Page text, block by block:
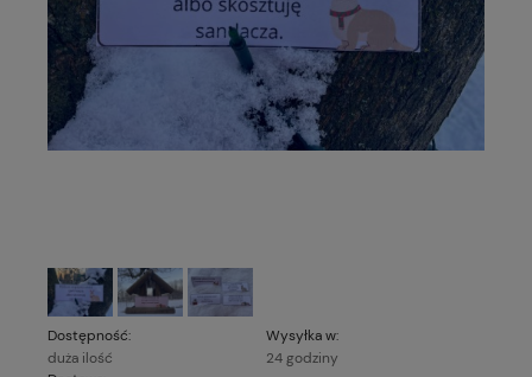
Dostępność:
duża ilość
Wysyłka w:
24 godziny